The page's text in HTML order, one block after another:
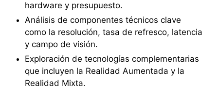
hardware y presupuesto.
Análisis de componentes técnicos clave
como la resolución, tasa de refresco, latencia
y campo de visión.
Exploración de tecnologías complementarias
que incluyen la Realidad Aumentada y la
Realidad Mixta.